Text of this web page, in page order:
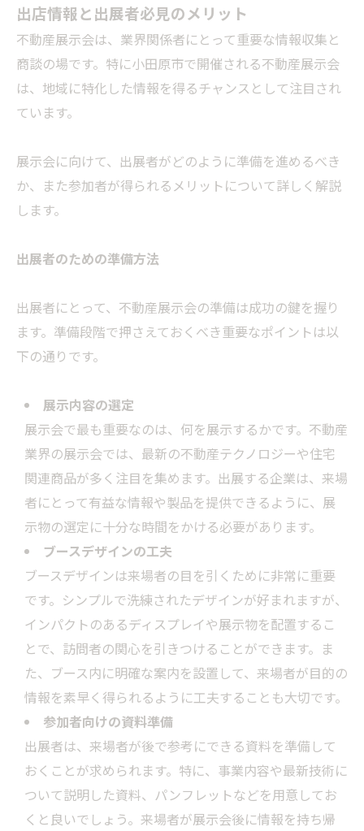
出店情報と出展者必見のメリット
不動産展示会は、業界関係者にとって重要な情報収集と
商談の場です。特に小田原市で開催される不動産展示会
は、地域に特化した情報を得るチャンスとして注目され
ています。
展示会に向けて、出展者がどのように準備を進めるべき
か、また参加者が得られるメリットについて詳しく解説
します。
出展者のための準備方法
出展者にとって、不動産展示会の準備は成功の鍵を握り
ます。準備段階で押さえておくべき重要なポイントは以
下の通りです。
展示内容の選定
展示会で最も重要なのは、何を展示するかです。不動産
業界の展示会では、最新の不動産テクノロジーや住宅
関連商品が多く注目を集めます。出展する企業は、来場
者にとって有益な情報や製品を提供できるように、展
示物の選定に十分な時間をかける必要があります。
ブースデザインの工夫
ブースデザインは来場者の目を引くために非常に重要
です。シンプルで洗練されたデザインが好まれますが、
インパクトのあるディスプレイや展示物を配置するこ
とで、訪問者の関心を引きつけることができます。ま
た、ブース内に明確な案内を設置して、来場者が目的の
情報を素早く得られるように工夫することも大切です。
参加者向けの資料準備
出展者は、来場者が後で参考にできる資料を準備して
おくことが求められます。特に、事業内容や最新技術に
ついて説明した資料、パンフレットなどを用意してお
くと良いでしょう。来場者が展示会後に情報を持ち帰